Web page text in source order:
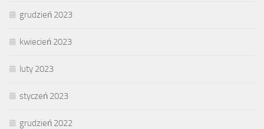
grudzień 2023
kwiecień 2023
luty 2023
styczeń 2023
grudzień 2022